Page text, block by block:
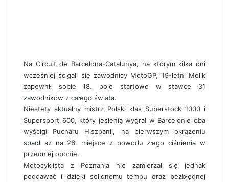
Na Circuit de Barcelona-Catalunya, na którym kilka dni
wcześniej ścigali się zawodnicy MotoGP, 19-letni Molik
zapewnił sobie 18. pole startowe w stawce 31
zawodników z całego świata.
Niestety aktualny mistrz Polski klas Superstock 1000 i
Supersport 600, który jesienią wygrał w Barcelonie oba
wyścigi Pucharu Hiszpanii, na pierwszym okrążeniu
spadł aż na 26. miejsce z powodu złego ciśnienia w
przedniej oponie.
Motocyklista z Poznania nie zamierzał się jednak
poddawać i dzięki solidnemu tempu oraz bezbłędnej